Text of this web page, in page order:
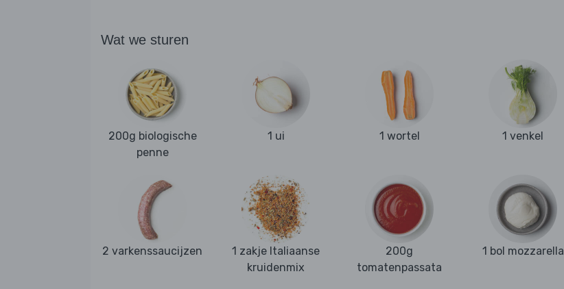
Wat we sturen
200g biologische
penne
1 ui 1 wortel 1 venkel
2 varkenssaucijzen
1 zakje Italiaanse
kruidenmix
200g
tomatenpassata
1 bol mozzarella